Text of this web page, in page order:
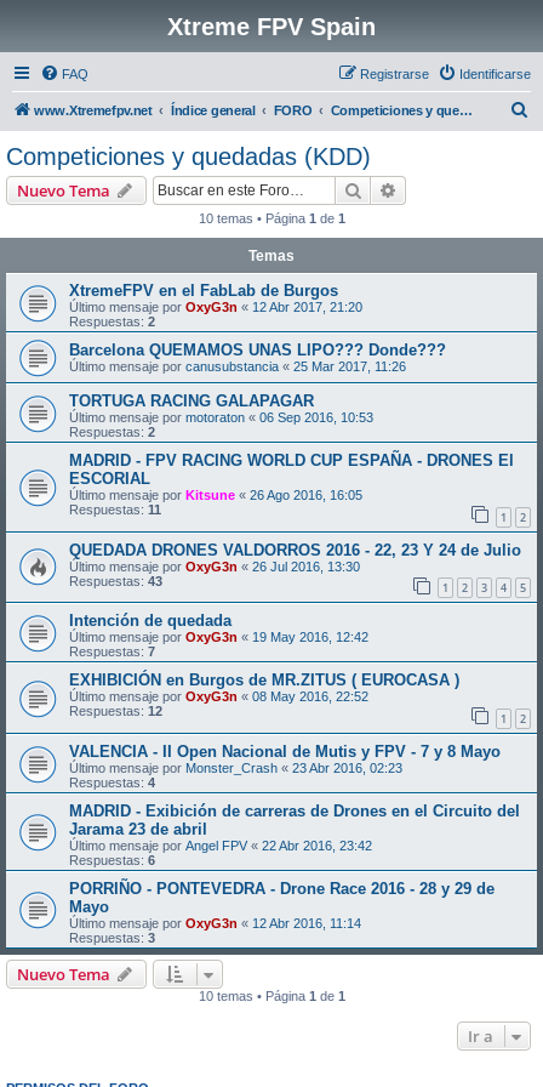
Xtreme FPV Spain
FAQ Identificarse
Registrarse
www.Xtremefpv.net Índice general FORO Competiciones y quedadas (KDD)
Competiciones y quedadas (KDD)
Nuevo Tema Buscar
10 temas • Página 1 de 1
Temas
XtremeFPV en el FabLab de Burgos
Último mensaje por OxyG3n « 12 Abr 2017, 21:20
Respuestas: 2
Barcelona QUEMAMOS UNAS LIPO??? Donde???
Último mensaje por canusubstancia « 25 Mar 2017, 11:26
TORTUGA RACING GALAPAGAR
Último mensaje por motoraton « 06 Sep 2016, 10:53
Respuestas: 2
MADRID - FPV RACING WORLD CUP ESPAÑA - DRONES El
ESCORIAL
Último mensaje por Kitsune « 26 Ago 2016, 16:05
Respuestas: 11 1 2
QUEDADA DRONES VALDORROS 2016 - 22, 23 Y 24 de Julio
Último mensaje por OxyG3n « 26 Jul 2016, 13:30
Respuestas: 43 1 2 3 4 5
Intención de quedada
Último mensaje por OxyG3n « 19 May 2016, 12:42
Respuestas: 7
EXHIBICIÓN en Burgos de MR.ZITUS ( EUROCASA )
Último mensaje por OxyG3n « 08 May 2016, 22:52
Respuestas: 12 1 2
VALENCIA - II Open Nacional de Mutis y FPV - 7 y 8 Mayo
Último mensaje por Monster_Crash « 23 Abr 2016, 02:23
Respuestas: 4
MADRID - Exibición de carreras de Drones en el Circuito del
Jarama 23 de abril
Último mensaje por Angel FPV « 22 Abr 2016, 23:42
Respuestas: 6
PORRIÑO - PONTEVEDRA - Drone Race 2016 - 28 y 29 de
Mayo
Último mensaje por OxyG3n « 12 Abr 2016, 11:14
Respuestas: 3
Nuevo Tema
10 temas • Página 1 de 1
Ir a